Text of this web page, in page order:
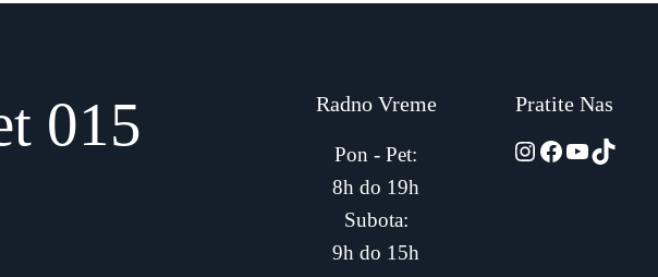
015 Radno Vreme
Pon - Pet:
8h do 19h
Subota:
9h do 15h
Pratite Nas
Facebook
YouTube